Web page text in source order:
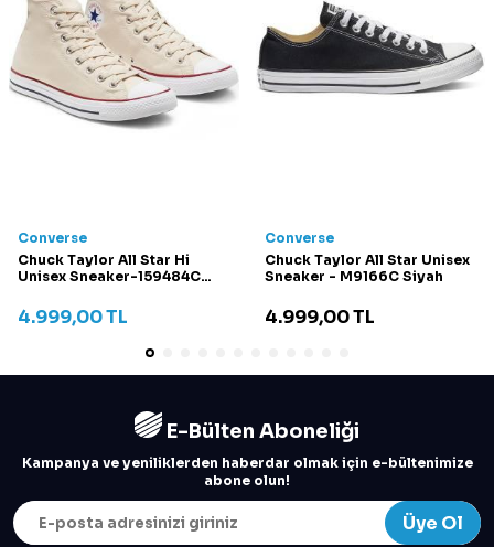
Converse
Chuck Taylor All Star Hi
Unisex Sneaker-159484C
4.999,00TL
Converse
Chuck Taylor All Star Unisex
Sneaker - M9166C Siyah
4.999,00TL
E-Bülten Aboneliği
Kampanya ve yeniliklerden haberdar olmak için e-bültenimize
abone olun!
Üye Ol